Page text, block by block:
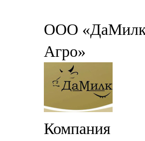
ООО
Агро»
Компания